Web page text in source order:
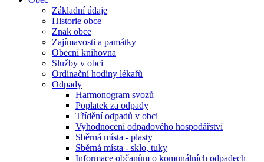
Základní údaje
Historie obce
Znak obce
Zajímavosti a památky
Obecní knihovna
Služby v obci
Ordinační hodiny lékařů
Odpady
Harmonogram svozů
Poplatek za odpady
Třídění odpadů v obci
Vyhodnocení odpadového hospodářství
Sběrná místa - plasty
Sběrná místa - sklo, tuky
Informace občanům o komunálních odpadech